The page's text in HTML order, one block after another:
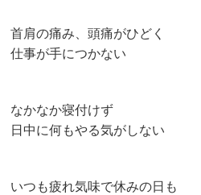
首肩の痛み、頭痛がひどく
仕事が手につかない
なかなか寝付けず
日中に何もやる気がしない
いつも疲れ気味で休みの日も